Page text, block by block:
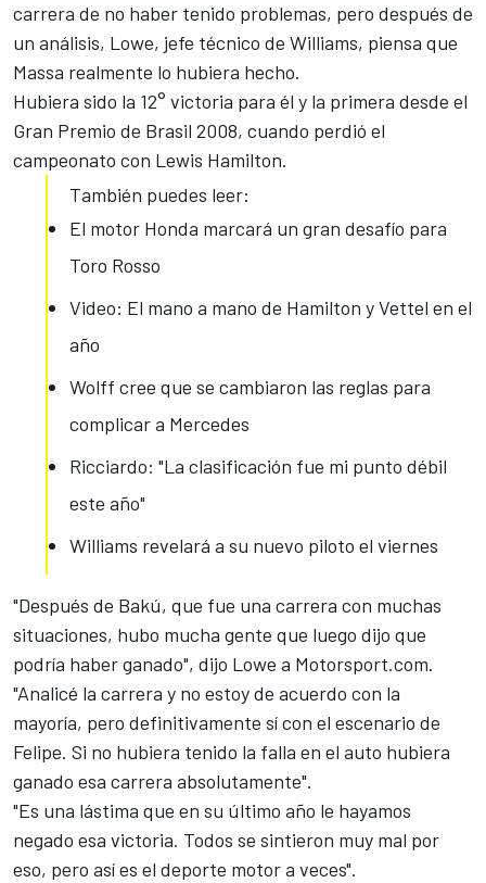
carrera de no haber tenido problemas, pero después de
un análisis, Lowe, jefe técnico de Williams, piensa que
Massa realmente lo hubiera hecho.
Hubiera sido la 12° victoria para él y la primera desde el
Gran Premio de Brasil 2008, cuando perdió el
campeonato con Lewis Hamilton.
También puedes leer:
El motor Honda marcará un gran desafío para
Toro Rosso
Video: El mano a mano de Hamilton y Vettel en el
año
Wolff cree que se cambiaron las reglas para
complicar a Mercedes
Ricciardo: "La clasificación fue mi punto débil
este año"
Williams revelará a su nuevo piloto el viernes
"Después de Bakú, que fue una carrera con muchas
situaciones, hubo mucha gente que luego dijo que
podría haber ganado", dijo Lowe a Motorsport.com.
"Analicé la carrera y no estoy de acuerdo con la
mayoría, pero definitivamente sí con el escenario de
Felipe. Si no hubiera tenido la falla en el auto hubiera
ganado esa carrera absolutamente".
"Es una lástima que en su último año le hayamos
negado esa victoria. Todos se sintieron muy mal por
eso, pero así es el deporte motor a veces".